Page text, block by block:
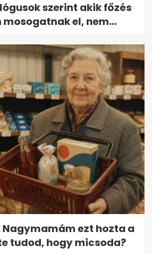
szerint akik főzés
mosogatnak el, nem...
Nagymamám ezt hozta a
tudod, hogy micsoda?